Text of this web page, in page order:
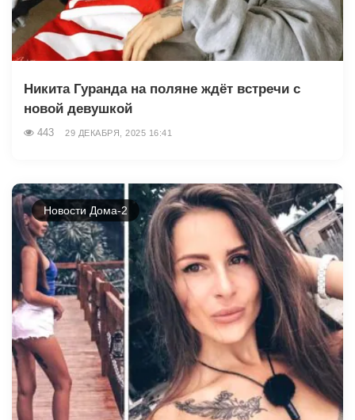
Никита Гуранда на поляне ждёт встречи с
новой девушкой
443 29 ДЕКАБРЯ, 2025 16:41
Новости Дома-2